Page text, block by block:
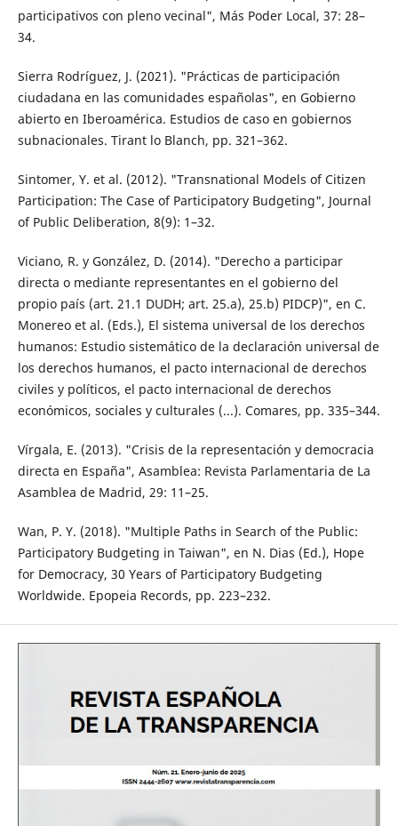
participativos con pleno vecinal", Más Poder Local, 37: 28–
34.
Sierra Rodríguez, J. (2021). "Prácticas de participación
ciudadana en las comunidades españolas", en Gobierno
abierto en Iberoamérica. Estudios de caso en gobiernos
subnacionales. Tirant lo Blanch, pp. 321–362.
Sintomer, Y. et al. (2012). "Transnational Models of Citizen
Participation: The Case of Participatory Budgeting", Journal
of Public Deliberation, 8(9): 1–32.
Viciano, R. y González, D. (2014). "Derecho a participar
directa o mediante representantes en el gobierno del
propio país (art. 21.1 DUDH; art. 25.a), 25.b) PIDCP)", en C.
Monereo et al. (Eds.), El sistema universal de los derechos
humanos: Estudio sistemático de la declaración universal de
los derechos humanos, el pacto internacional de derechos
civiles y políticos, el pacto internacional de derechos
económicos, sociales y culturales (...). Comares, pp. 335–344.
Vírgala, E. (2013). "Crisis de la representación y democracia
directa en España", Asamblea: Revista Parlamentaria de La
Asamblea de Madrid, 29: 11–25.
Wan, P. Y. (2018). "Multiple Paths in Search of the Public:
Participatory Budgeting in Taiwan", en N. Dias (Ed.), Hope
for Democracy, 30 Years of Participatory Budgeting
Worldwide. Epopeia Records, pp. 223–232.